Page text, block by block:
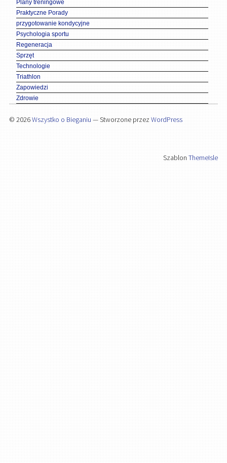
Plany treningowe
Praktyczne Porady
przygotowanie kondycyjne
Psychologia sportu
Regeneracja
Sprzęt
Technologie
Triathlon
Zapowiedzi
Zdrowie
© 2026Wszystko o Bieganiu — Stworzone przezWordPress
SzablonThemeIsle